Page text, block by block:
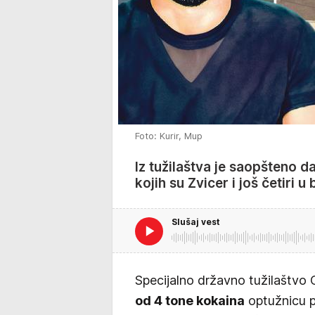
Foto: Kurir, Mup
Iz tužilaštva je saopšteno
kojih su Zvicer i još četiri u
Slušaj vest
Specijalno državno tužilaštvo
od 4 tone kokaina optužnicu